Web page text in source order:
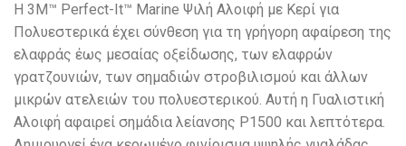
Η 3M™ Perfect-It™ Marine Ψιλή Αλοιφή με Κερί για
Πολυεστερικά έχει σύνθεση για τη γρήγορη αφαίρεση της
ελαφράς έως μεσαίας οξείδωσης, των ελαφρών
γρατζουνιών, των σημαδιών στροβιλισμού και άλλων
μικρών ατελειών του πολυεστερικού. Αυτή η Γυαλιστική
Αλοιφή αφαιρεί σημάδια λείανσης P1500 και λεπτότερα.